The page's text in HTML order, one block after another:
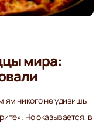
мира:
ям никого не удивишь,
Но оказывается, в